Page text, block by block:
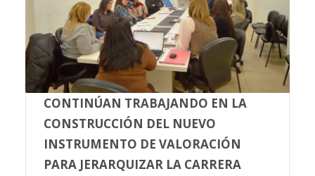
CONTINÚAN TRABAJANDO EN LA
CONSTRUCCIÓN DEL NUEVO
INSTRUMENTO DE VALORACIÓN
PARA JERARQUIZAR LA CARRERA